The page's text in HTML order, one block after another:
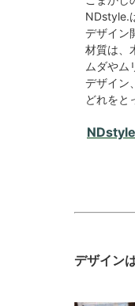
NDstyle.
デザイン
材質は、
ムダやム
デザイン
どれをと
デザイン